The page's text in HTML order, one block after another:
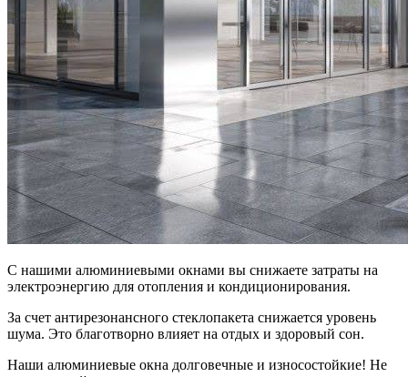
С нашими алюминиевыми окнами вы снижаете затраты на
электроэнергию для отопления и кондиционирования.
За счет антирезонансного стеклопакета снижается уровень
шума. Это благотворно влияет на отдых и здоровый сон.
Наши алюминиевые окна долговечные и износостойкие! Не